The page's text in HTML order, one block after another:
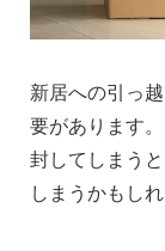
新居への引っ
要があります
封してしまう
しまうかもしれ